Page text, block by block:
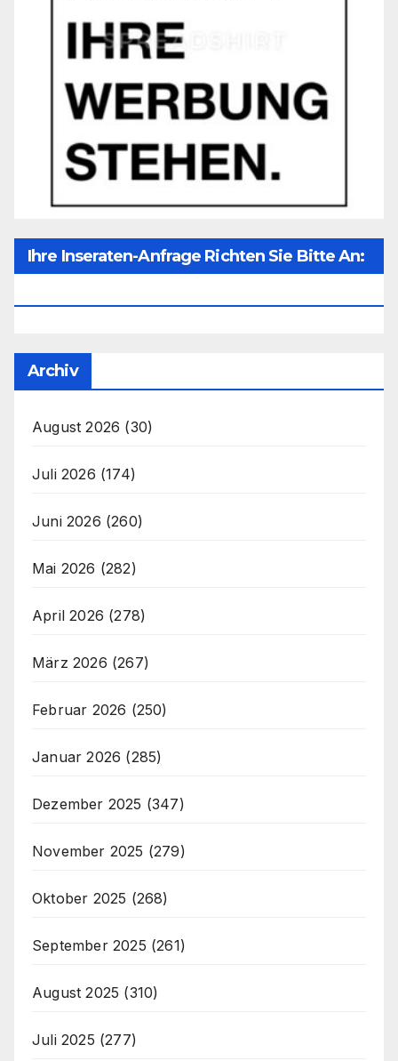
Ihre Inseraten-Anfrage Richten Sie Bitte An:
Archiv
August 2026 (30)
Juli 2026 (174)
Juni 2026 (260)
Mai 2026 (282)
April 2026 (278)
März 2026 (267)
Februar 2026 (250)
Januar 2026 (285)
Dezember 2025 (347)
November 2025 (279)
Oktober 2025 (268)
September 2025 (261)
August 2025 (310)
Juli 2025 (277)